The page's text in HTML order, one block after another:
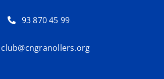
93 870 45 99
club@cngranollers.org